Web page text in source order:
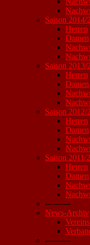
Saison 2014/
Herren
Damen
Saison 2013/
Herren
Damen
Saison 2012/
Herren
Damen
Saison 2011/
Herren
Damen
----------
News-Archiv
----------